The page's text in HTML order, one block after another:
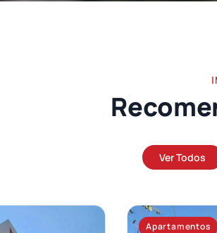
Ver Todos
Apartamentos